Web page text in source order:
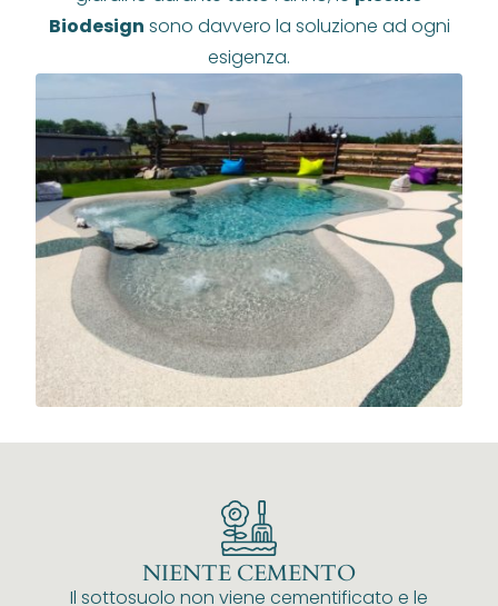
Biodesign sono davvero la soluzione ad ogni
esigenza.
NIENTE CEMENTO
Il sottosuolo non viene cementificato e le